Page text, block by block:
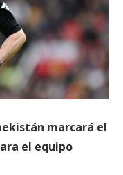
marcará el
el equipo